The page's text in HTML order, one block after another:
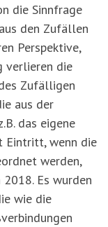
die Sinnfrage
den Zufällen
Perspektive,
verlieren die
Zufälligen
aus der
das eigene
Eintritt, wenn die
werden,
Es wurden
wie die